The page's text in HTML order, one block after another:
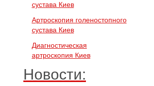
сустава Киев
Артроскопия голеностопного
сустава Киев
Диагностическая
артроскопия Киев
Новости: